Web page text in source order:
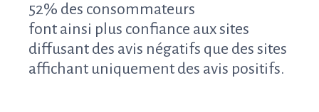
52% des consommateurs
font ainsi plus confiance aux sites
diffusant des avis négatifs que des sites
affichant uniquement des avis positifs.